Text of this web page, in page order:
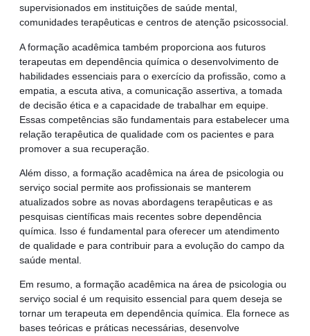
supervisionados em instituições de saúde mental,
comunidades terapêuticas e centros de atenção psicossocial.
A formação acadêmica também proporciona aos futuros
terapeutas em dependência química o desenvolvimento de
habilidades essenciais para o exercício da profissão, como a
empatia, a escuta ativa, a comunicação assertiva, a tomada
de decisão ética e a capacidade de trabalhar em equipe.
Essas competências são fundamentais para estabelecer uma
relação terapêutica de qualidade com os pacientes e para
promover a sua recuperação.
Além disso, a formação acadêmica na área de psicologia ou
serviço social permite aos profissionais se manterem
atualizados sobre as novas abordagens terapêuticas e as
pesquisas científicas mais recentes sobre dependência
química. Isso é fundamental para oferecer um atendimento
de qualidade e para contribuir para a evolução do campo da
saúde mental.
Em resumo, a formação acadêmica na área de psicologia ou
serviço social é um requisito essencial para quem deseja se
tornar um terapeuta em dependência química. Ela fornece as
bases teóricas e práticas necessárias, desenvolve